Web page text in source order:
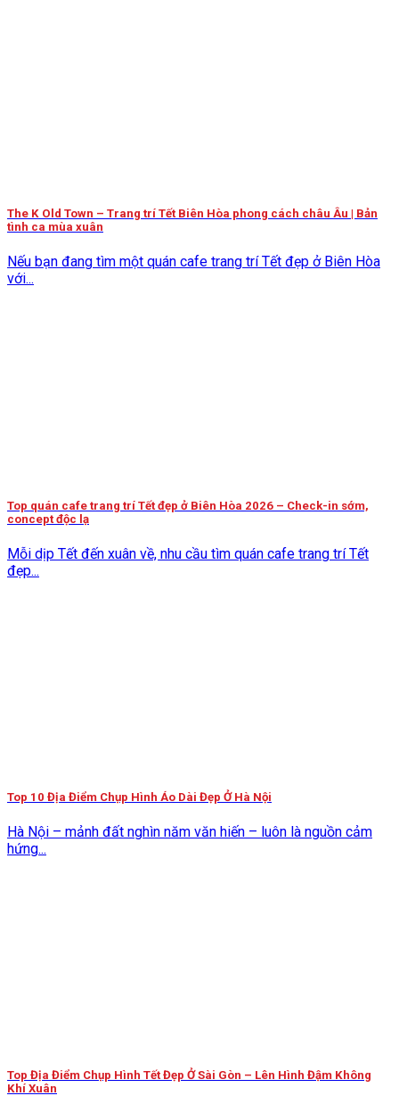
The K Old Town – Trang trí Tết Biên Hòa phong cách châu Âu | Bản
tình ca mùa xuân
Nếu bạn đang tìm một quán cafe trang trí Tết đẹp ở Biên Hòa
với...
Top quán cafe trang trí Tết đẹp ở Biên Hòa 2026 – Check-in sớm,
concept độc lạ
Mỗi dịp Tết đến xuân về, nhu cầu tìm quán cafe trang trí Tết
đẹp...
Top 10 Địa Điểm Chụp Hình Áo Dài Đẹp Ở Hà Nội
Hà Nội – mảnh đất nghìn năm văn hiến – luôn là nguồn cảm
hứng...
Top Địa Điểm Chụp Hình Tết Đẹp Ở Sài Gòn – Lên Hình Đậm Không
Khí Xuân